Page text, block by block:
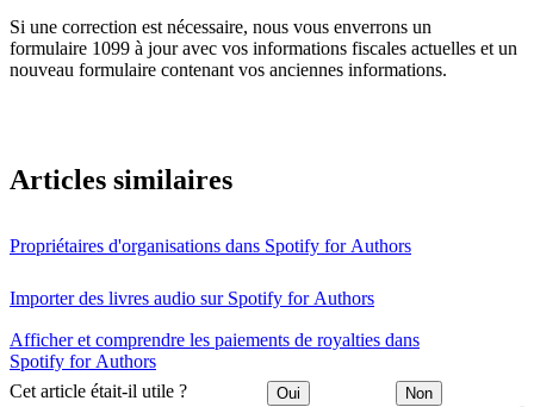
Si une correction est nécessaire, nous vous enverrons un
formulaire 1099 à jour avec vos informations fiscales actuelles et un
nouveau formulaire contenant vos anciennes informations.
Articles similaires
Propriétaires d'organisations dans Spotify for Authors
Importer des livres audio sur Spotify for Authors
Afficher et comprendre les paiements de royalties dans
Spotify for Authors
Cet article était-il utile ?
Oui Non